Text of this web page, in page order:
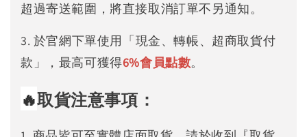
超過寄送範圍，將直接取消訂單不另通知。
3. 於官網下單使用「現金、轉帳、超商取貨付
款」，最高可獲得6%會員點數。
🔥取貨注意事項：